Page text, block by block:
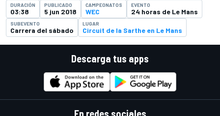
DURACIÓN
03:38
PUBLICADO
5 jun 2018
CAMPEONATOS
WEC
EVENTO
24 horas de Le Mans
SUBEVENTO
Carrera del sábado
LUGAR
Circuit de la Sarthe en Le Mans
Descarga tus apps